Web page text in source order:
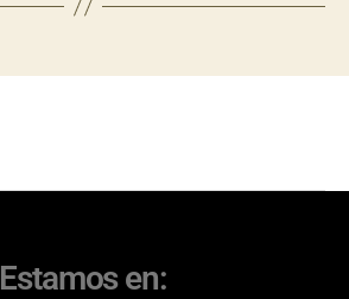
Estamos en: